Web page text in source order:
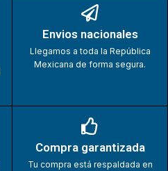
Envios nacionales
Llegamos a toda la República
Mexicana de forma segura.
Compra garantizada
Tu compra está respaldada en